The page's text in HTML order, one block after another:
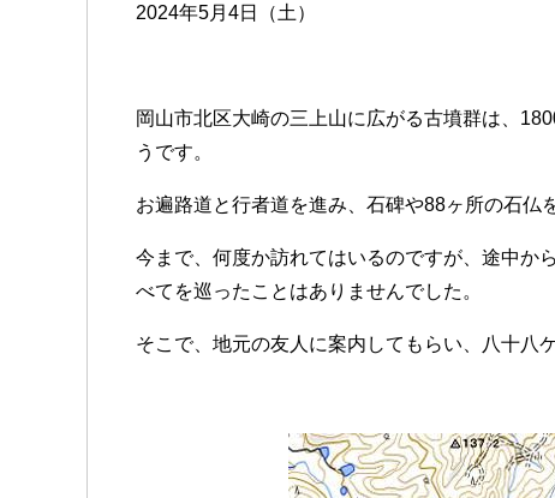
2024年5月4日（土）
岡山市北区大崎の三上山に広がる古墳群は、
うです。
お遍路道と行者道を進み、石碑や88ヶ所の石仏
今まで、何度か訪れてはいるのですが、途中か
べてを巡ったことはありませんでした。
そこで、地元の友人に案内してもらい、八十八